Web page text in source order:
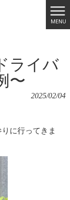
MENU
ライバ
〜
2025/02/04
に行ってきま